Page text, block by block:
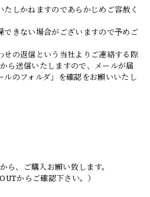
しかねますのであらかじめご容赦く
きない場合がございますので予めご
の返信という当社よりご連絡する際
から送信いたしますので、メールが届
のフォルダ」を確認をお願いいたし
、ご購入お願い致します。
からご確認下さい。）